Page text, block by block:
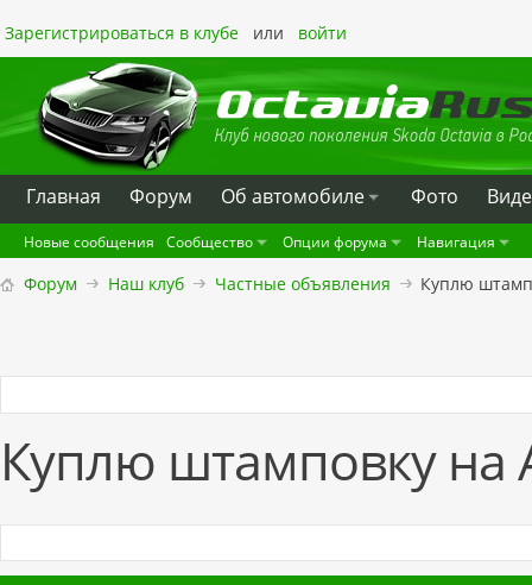
Зарегистрироваться в клубе или войти
Главная Форум Oб автомобиле Фото
Новые сообщения Сообщество Опции форума Навигация
Форум Наш клуб Частные объявления Куплю
Куплю штамповку на